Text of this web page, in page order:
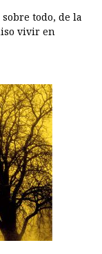
todo, de la
vivir en